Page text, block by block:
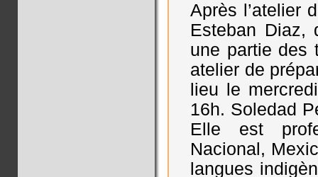
Après l’atelier
Esteban Diaz,
une partie des
atelier de
lieu le
16h. Soledad
Elle est
Nacional,
langues